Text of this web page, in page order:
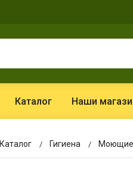
Каталог Наши
Каталог Гигиена Моющие